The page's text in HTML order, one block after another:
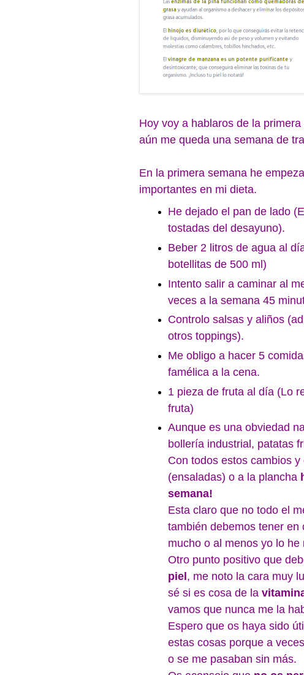
Hoy voy a hablaros de la
aún me queda una semana de
En la primera semana he
importantes en mi dieta.
He dejado el pan de lado
tostadas del desayuno).
Beber 2 litros de agua al
botellitas de 500 ml)
Intento salir a caminar al
veces a la semana 45
Controlo salsas y aliños
otros toppings).
Me obligo a hacer 5
famélica a la cena.
1 pieza de fruta al día (Lo
fruta)
Aunque es una obviedad
bollería industrial, patatas
Con todos estos cambios
(ensaladas) o a la plancha
semana!
Esta claro que no todo el
también debemos tener
mucho o al menos yo lo he
Otro punto positivo que
piel , me noto la cara muy
sé si es cosa de la
vamos que nunca me la
Espero que os haya sido
estas cosas porque a
o se me pasaban sin más.